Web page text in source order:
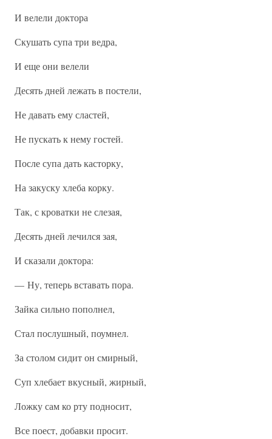
И велели доктора
Скушать супа три ведра,
И еще они велели
Десять дней лежать в постели,
Не давать ему сластей,
Не пускать к нему гостей.
После супа дать касторку,
На закуску хлеба корку.
Так, с кроватки не слезая,
Десять дней лечился зая,
И сказали доктора:
— Ну, теперь вставать пора.
Зайка сильно пополнел,
Стал послушный, поумнел.
За столом сидит он смирный,
Суп хлебает вкусный, жирный,
Ложку сам ко рту подносит,
Все поест, добавки просит.